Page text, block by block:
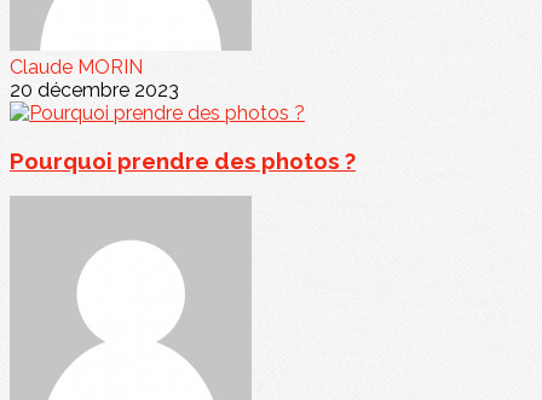
Claude MORIN
20 décembre 2023
Pourquoi prendre des photos ?